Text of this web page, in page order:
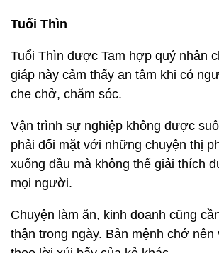
Tuổi Thìn
Tuổi Thìn được Tam hợp quý nhân
giáp này cảm thấy an tâm khi có
che chở, chăm sóc.
Vận trình sự nghiệp không được
phải đối mặt với những chuyện thị
xuống đầu mà không thể giải thích
mọi người.
Chuyện làm ăn, kinh doanh cũng
thận trong ngày. Bản mệnh chớ nên